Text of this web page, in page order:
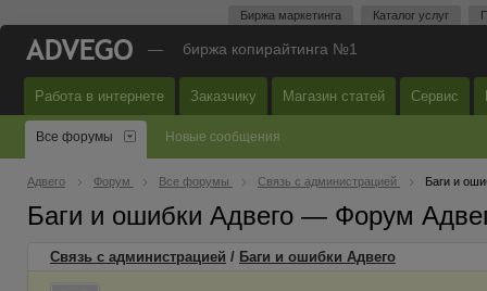
Биржа маркетинга Каталог услуг
— биржа копирайтинга №1
Работа в интернете Заказчику Магазин статей Сервис
Все форумы Новые сообщения
Адвего Форум Все форумы Связь с администрацией Баги и
Баги и ошибки Адвего — Форум
Связь с администрацией / Баги и ошибки Адвего